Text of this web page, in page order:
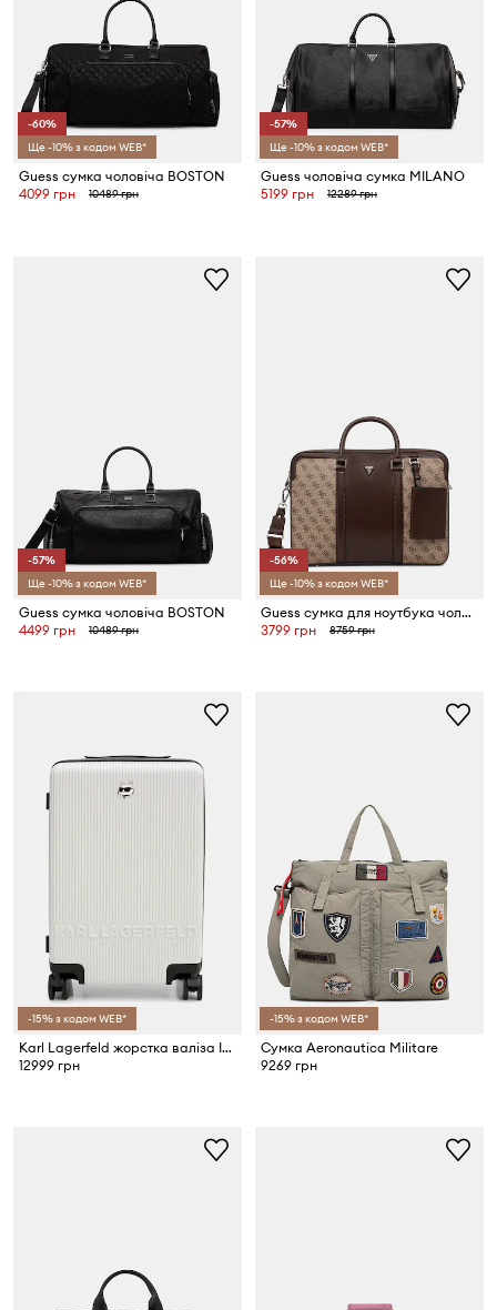
-60%
Ще -10% з кодом WEB*
Guess сумка чоловіча BOSTON
4099 грн
10489 грн
-57%
Ще -10% з кодом WEB*
Guess чоловіча сумка MILANO
5199 грн
12289 грн
-57%
Ще -10% з кодом WEB*
Guess сумка чоловіча BOSTON
4499 грн
10489 грн
-56%
Ще -10% з кодом WEB*
Guess сумка для ноутбука чоловіча MILANO
3799 грн
8759 грн
-15% з кодом WEB*
Karl Lagerfeld жорстка валіза IKON
12999 грн
-15% з кодом WEB*
Сумка Aeronautica Militare
9269 грн